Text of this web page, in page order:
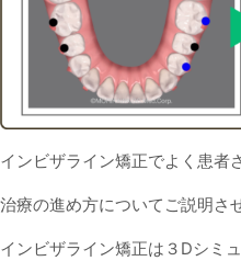
インビザライン矯正でよく患者
治療の進め方についてご説明さ
インビザライン矯正は３Dシミ